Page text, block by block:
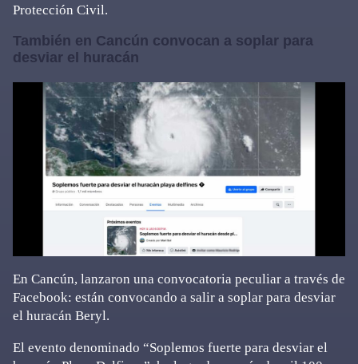
Protección Civil.
También en Cancún convocan a soplar para
desviar el huracán
En Cancún, lanzaron una convocatoria peculiar a través de
Facebook: están convocando a salir a soplar para desviar
el huracán Beryl.
El evento denominado “Soplemos fuerte para desviar el